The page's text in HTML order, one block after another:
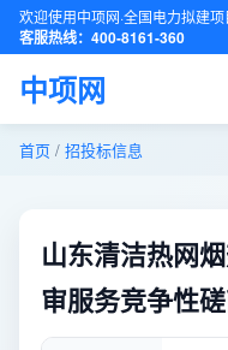
欢迎使用中项网·全国电力拟建
客服热线：400-8161-360
中项网
首页 / 招投标信息
山东清洁热网
审服务竞争性